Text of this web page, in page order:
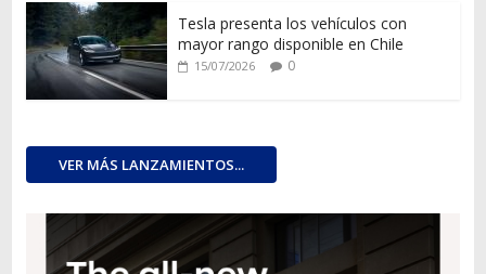
Tesla presenta los vehículos con
mayor rango disponible en Chile
15/07/2026 0
VER MÁS LANZAMIENTOS...